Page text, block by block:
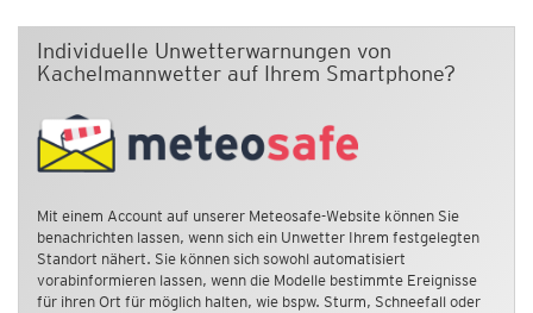
Individuelle Unwetterwarnungen von
Kachelmannwetter auf Ihrem Smartphone?
Mit einem Account auf unserer Meteosafe-Website können Sie
benachrichten lassen, wenn sich ein Unwetter Ihrem festgelegten
Standort nähert. Sie können sich sowohl automatisiert
vorabinformieren lassen, wenn die Modelle bestimmte Ereignisse
für ihren Ort für möglich halten, wie bspw. Sturm, Schneefall oder